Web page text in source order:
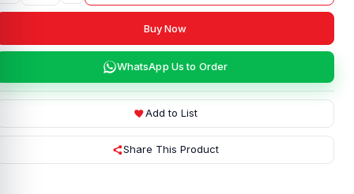
Buy Now
WhatsApp Us to Order
Add to List
Share This Product